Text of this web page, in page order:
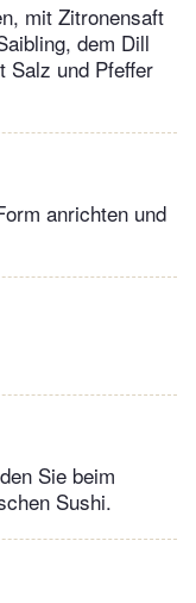
mit Zitronensaft
dem Dill
Salz und Pfeffer
anrichten und
Sie beim
Sushi.